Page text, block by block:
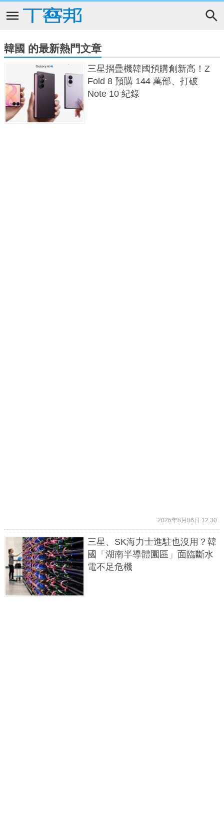
韓國 的最新熱門文章
三星摺疊機韓國預購創新高！Z
Fold 8 預購 144 萬部、打破
Note 10 紀錄
2026年8月06日 12:30
三星、SK海力士進駐也沒用？韓
國「湖南半導體園區」面臨斷水
電不足危機